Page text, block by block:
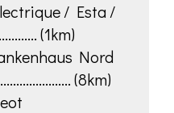
/ Esta /
(1km)
Nord
(8km)